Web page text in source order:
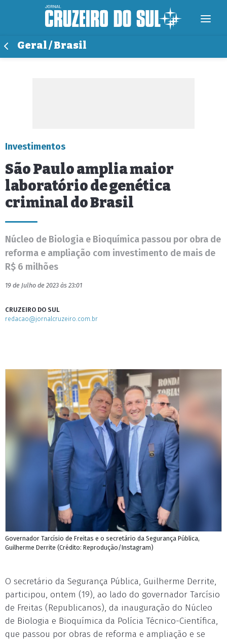
Geral / Brasil
Investimentos
São Paulo amplia maior
laboratório de genética
criminal do Brasil
Núcleo de Biologia e Bioquímica passou por obra de
reforma e ampliação com investimento de mais de
R$ 6 milhões
19 de Julho de 2023 às 23:01
CRUZEIRO DO SUL
redacao@jornalcruzeiro.com.br
Governador Tarcísio de Freitas e o secretário da Segurança Pública,
Guilherme Derrite (Crédito: Reprodução/Instagram)
O secretário da Segurança Pública, Guilherme Derrite,
participou, ontem (19), ao lado do governador Tarcísio
de Freitas (Republicanos), da inauguração do Núcleo
de Biologia e Bioquímica da Polícia Técnico-Científica,
que passou por obras de reforma e ampliação e se